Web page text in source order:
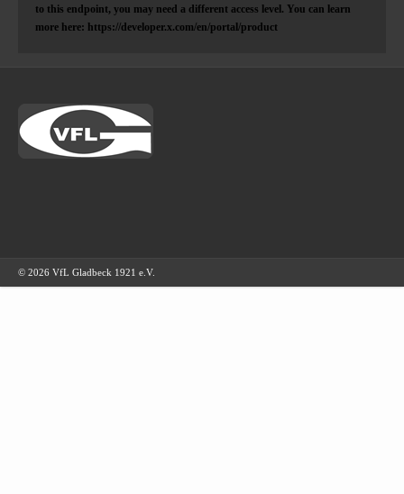
to this endpoint, you may need a different access level. You can learn
more here: https://developer.x.com/en/portal/product
© 2026 VfL Gladbeck 1921 e.V.